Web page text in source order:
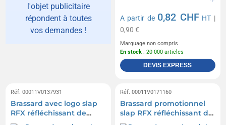
l'objet publicitaire
répondent à toutes
vos demandes !
A partir de 0,82 CHF HT |
0,90 €
Marquage non compris
En stock : 20 000 articles
DEVIS EXPRESS
Réf. 00011V0137931
Brassard avec logo slap
RFX réfléchissant de
44 cm en PVC
Réf. 00011V0171160
Brassard promotionnel
slap RFX réfléchissant de
44 cm en TPU